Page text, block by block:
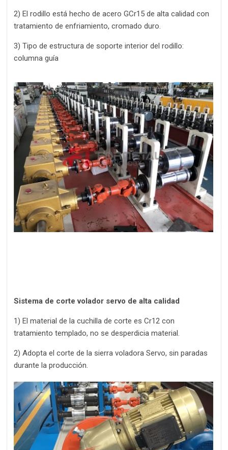
2) El rodillo está hecho de acero GCr15 de alta calidad con
tratamiento de enfriamiento, cromado duro.
3) Tipo de estructura de soporte interior del rodillo:
columna guía
Sistema de corte volador servo de alta calidad
1) El material de la cuchilla de corte es Cr12 con
tratamiento templado, no se desperdicia material.
2) Adopta el corte de la sierra voladora Servo, sin paradas
durante la producción.